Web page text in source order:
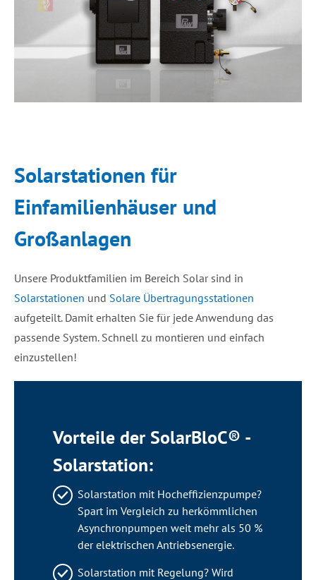
Solarstationen für
Einfamilienhäuser und
Großanlagen
Unsere Produktfamilien im Bereich Solar sind in
Solarstationen und Solare Übertragungsstationen
aufgeteilt. Damit erhalten Sie für jede Anwendung das
passende System. Schnell zu montieren und einfach
einzustellen!
Vorteile der SolarBloC® -
Solarstation:
Solarstation mit Hocheffizienzpumpe?
Spart im Vergleich zu herkömmlichen
Asynchronpumpen weit mehr als 50 %
der elektrischen Antriebsenergie.
Solarstation mit Regelung? Wird